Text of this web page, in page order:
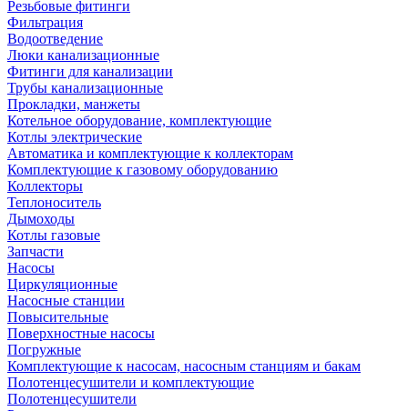
Резьбовые фитинги
Фильтрация
Водоотведение
Люки канализационные
Фитинги для канализации
Трубы канализационные
Прокладки, манжеты
Котельное оборудование, комплектующие
Котлы электрические
Автоматика и комплектующие к коллекторам
Комплектующие к газовому оборудованию
Коллекторы
Теплоноситель
Дымоходы
Котлы газовые
Запчасти
Насосы
Циркуляционные
Насосные станции
Повысительные
Поверхностные насосы
Погружные
Комплектующие к насосам, насосным станциям и бакам
Полотенцесушители и комплектующие
Полотенцесушители